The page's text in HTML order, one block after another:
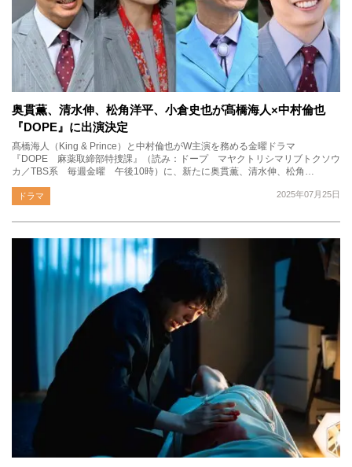
奥貫薫、清水伸、松角洋平、小倉史也が髙橋海人×中村倫也
『DOPE』に出演決定
髙橋海人（King & Prince）と中村倫也がW主演を務める金曜ドラマ
『DOPE 麻薬取締部特捜課』（読み：ドープ マヤクトリシマリブトクソウ
カ／TBS系 毎週金曜 午後10時）に、新たに奥貫薫、清水伸、松角…
2025年07月25日
ドラマ